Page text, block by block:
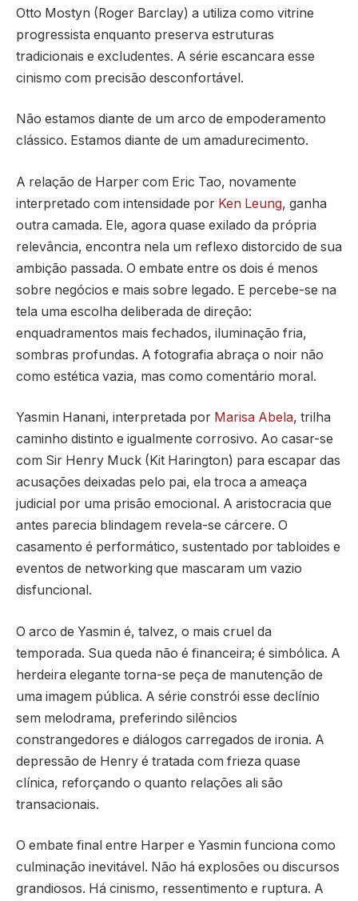
Otto Mostyn (Roger Barclay) a utiliza como vitrine
progressista enquanto preserva estruturas
tradicionais e excludentes. A série escancara esse
cinismo com precisão desconfortável.
Não estamos diante de um arco de empoderamento
clássico. Estamos diante de um amadurecimento.
A relação de Harper com Eric Tao, novamente
interpretado com intensidade por Ken Leung, ganha
outra camada. Ele, agora quase exilado da própria
relevância, encontra nela um reflexo distorcido de sua
ambição passada. O embate entre os dois é menos
sobre negócios e mais sobre legado. E percebe-se na
tela uma escolha deliberada de direção:
enquadramentos mais fechados, iluminação fria,
sombras profundas. A fotografia abraça o noir não
como estética vazia, mas como comentário moral.
Yasmin Hanani, interpretada por Marisa Abela, trilha
caminho distinto e igualmente corrosivo. Ao casar-se
com Sir Henry Muck (Kit Harington) para escapar das
acusações deixadas pelo pai, ela troca a ameaça
judicial por uma prisão emocional. A aristocracia que
antes parecia blindagem revela-se cárcere. O
casamento é performático, sustentado por tabloides e
eventos de networking que mascaram um vazio
disfuncional.
O arco de Yasmin é, talvez, o mais cruel da
temporada. Sua queda não é financeira; é simbólica. A
herdeira elegante torna-se peça de manutenção de
uma imagem pública. A série constrói esse declínio
sem melodrama, preferindo silêncios
constrangedores e diálogos carregados de ironia. A
depressão de Henry é tratada com frieza quase
clínica, reforçando o quanto relações ali são
transacionais.
O embate final entre Harper e Yasmin funciona como
culminação inevitável. Não há explosões ou discursos
grandiosos. Há cinismo, ressentimento e ruptura. A